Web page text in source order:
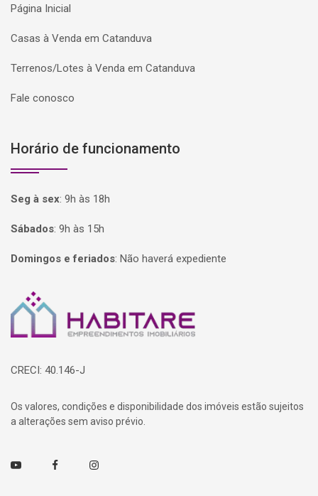
Página Inicial
Casas à Venda em Catanduva
Terrenos/Lotes à Venda em Catanduva
Fale conosco
Horário de funcionamento
Seg à sex: 9h às 18h
Sábados: 9h às 15h
Domingos e feriados: Não haverá expediente
Página inicial
CRECI: 40.146-J
Os valores, condições e disponibilidade dos imóveis estão sujeitos
a alterações sem aviso prévio.
Youtube FacebookInstagram